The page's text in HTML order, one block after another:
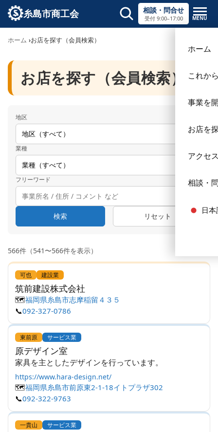
糸島市商工会 相談・問合せ
受付 9:00–17:00 MENU
サイト内検索
ホーム
これか
事業を
お店を
アクセ
相談・
日
ホーム お店を探す（会員検索）
お店を探す（会員検索）
地区
業種
フリーワード
検索 リセット
566件（541〜566件を表示）
可也 建設業
筑前建設株式会社
🗺️福岡県糸島市志摩稲留４３５
📞092-327-0786
東前原 サービス業
原デザイン室
家具を主としたデザインを行っています。
https://www.hara-design.net/
🗺️福岡県糸島市前原東2-1-18イトプラザ302
📞092-322-9763
一貴山 サービス業